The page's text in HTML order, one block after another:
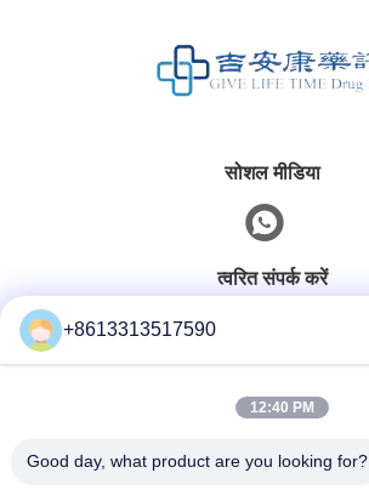
सोशल मीडिया
त्वरित संपर्क करें
टेलीफोन
86--13313517590
+8613313517590
12:40 PM
Good day, what product are you looking for?